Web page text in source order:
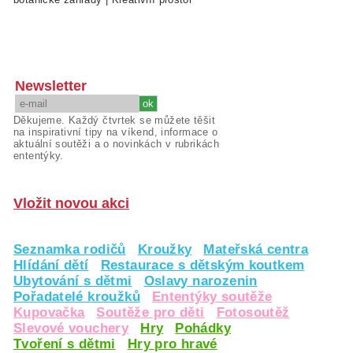
Newsletter
Děkujeme. Každý čtvrtek se můžete těšit
na inspirativní tipy na víkend, informace o
aktuální soutěži a o novinkách v rubrikách
ententýky.
Vložit novou akci
Seznamka rodičů Kroužky
Mateřská centra
Hlídání dětí
Restaurace s dětským koutkem
Ubytování s dětmi
Oslavy narozenin
Pořadatelé kroužků
Ententýky soutěže
Kupovačka
Soutěže pro děti
Fotosoutěž
Slevové vouchery
Hry
Pohádky
Tvoření s dětmi
Hry pro hravé